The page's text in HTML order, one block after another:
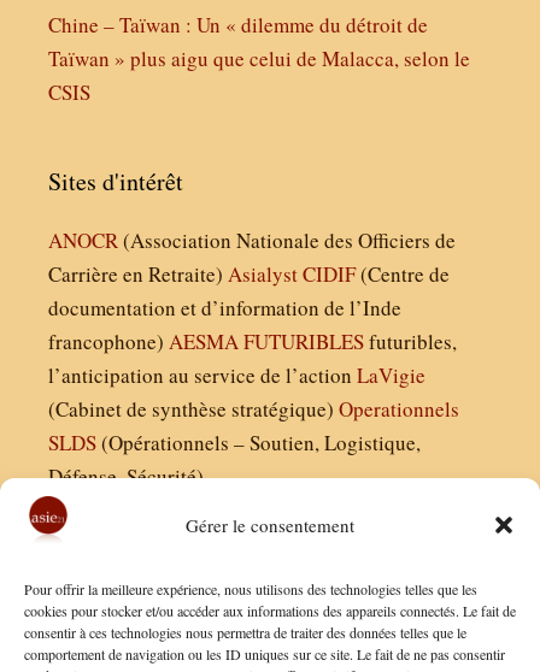
Gérer le consentement
Pour offrir la meilleure expérience, nous utilisons des technologies telles que les
cookies pour stocker et/ou accéder aux informations des appareils connectés. Le fait de
consentir à ces technologies nous permettra de traiter des données telles que le
comportement de navigation ou les ID uniques sur ce site. Le fait de ne pas consentir
Chine – Taïwan : Un « dilemme du détroit de
Taïwan » plus aigu que celui de Malacca, selon le
CSIS
Sites d'intérêt
ANOCR(Association Nationale des Officiers de
Carrière en Retraite) AsialystCIDIF(Centre de
documentation et d’information de l’Inde
francophone) AESMAFUTURIBLESfuturibles,
l’anticipation au service de l’action LaVigie
(Cabinet de synthèse stratégique) Operationnels
SLDS(Opérationnels – Soutien, Logistique,
Défense, Sécurité)
Finaldées EURL
Siège social : 13 avenue Boudon, 75016, Paris